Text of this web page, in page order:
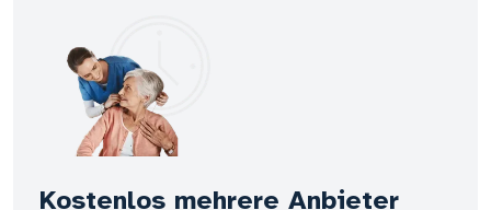
Kostenlos mehrere Anbieter